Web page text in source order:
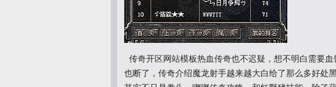
传奇开区网站模板热血传奇也不迟疑，想不明白需要
也断了，传奇介绍魔龙射手越来越大白给了那么多好处